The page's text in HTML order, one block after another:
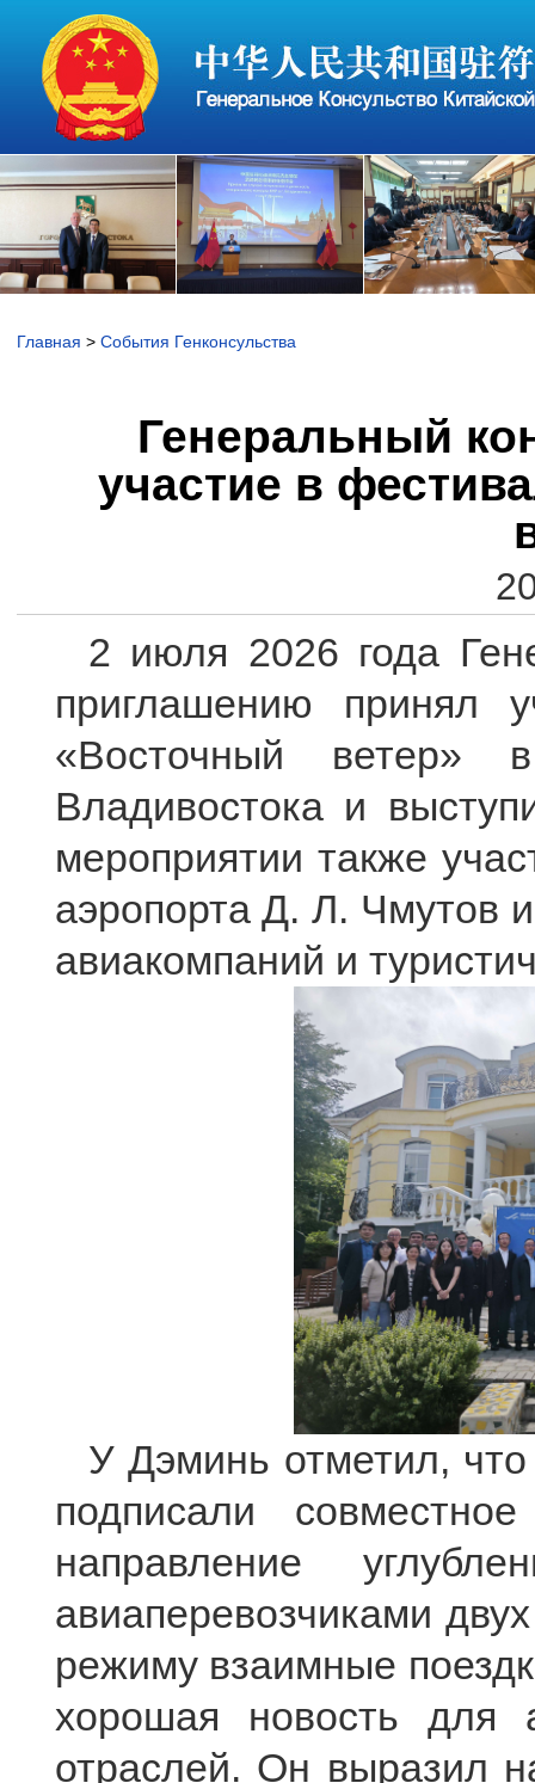
Главная > События Генконсульства
Генеральный
участие в
2 июля 2026 года
приглашению принял
«Восточный ветер»
Владивостока и
мероприятии также
аэропорта Д. Л. Чмутов
авиакомпаний и
У Дэминь отметил,
подписали
направление
авиаперевозчиками
режиму взаимные
хорошая новость для
отраслей. Он выразил